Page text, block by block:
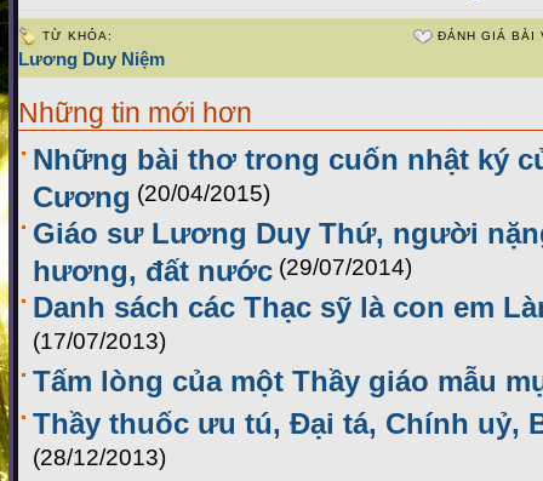
TỪ KHÓA:
Lương Duy Niệm
ĐÁNH GIÁ BÀI
Những tin mới hơn
Những bài thơ trong cuốn nhật ký
Cương (20/04/2015)
Giáo sư Lương Duy Thứ, người
hương, đất nước (29/07/2014)
Danh sách các Thạc sỹ là con em
(17/07/2013)
Tấm lòng của một Thầy giáo mẫu
Thầy thuốc ưu tú, Đại tá, Chính uỷ,
(28/12/2013)